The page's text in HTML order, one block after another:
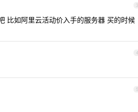
3
比如阿里云活动价入手的服务器 买的时候
4
5